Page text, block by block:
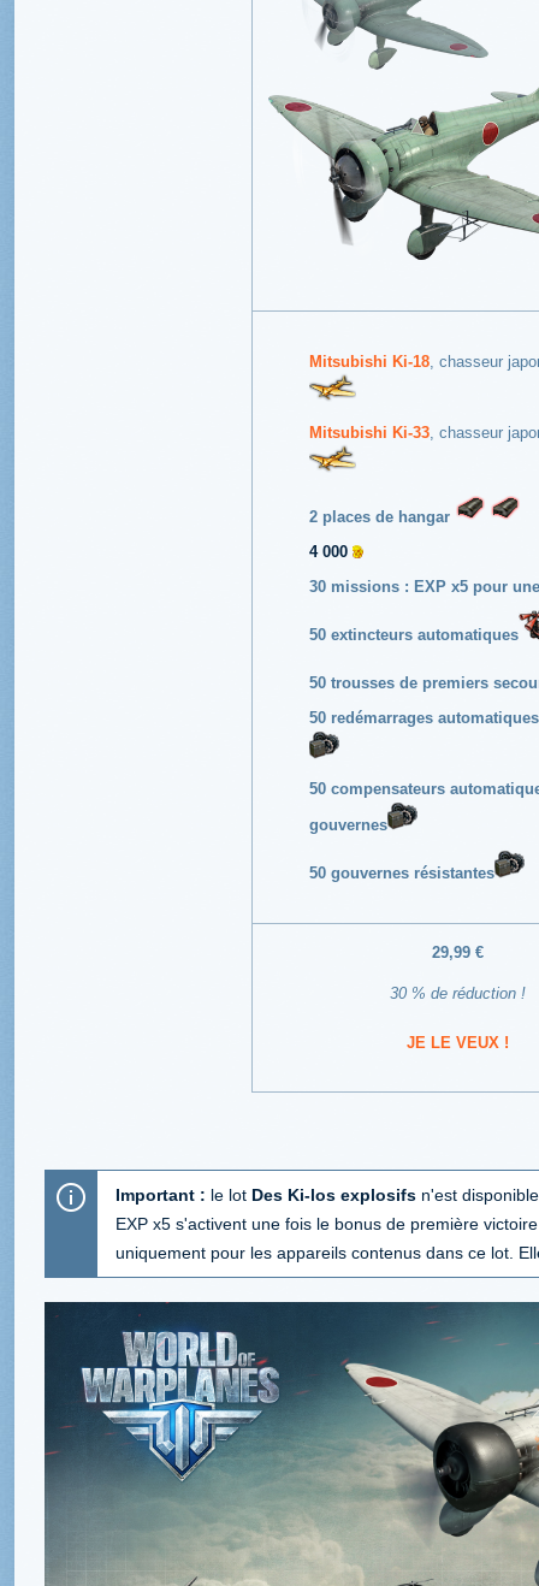
Mitsubishi Ki-18, chasseur
Mitsubishi Ki-33, chasseur
2 places de hangar
4 000
30 missions : EXP x5 pour
50 extincteurs automatiques
50 trousses de premiers
50 redémarrages
50 compensateurs
gouvernes
50 gouvernes résistantes
29,99 €
30 % de réduction !
JE LE VEUX !
Important : le lot Des Ki-los explosifs n'est
EXP x5 s'activent une fois le bonus de première
uniquement pour les appareils contenus dans ce lot.